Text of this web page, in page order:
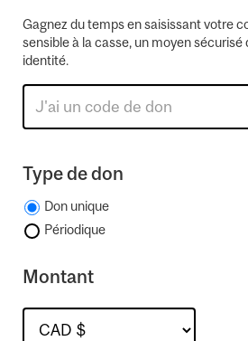
Gagnez du temps en saisissant votre
sensible à la casse, un moyen
identité.
Type de don
Don unique
Périodique
Montant